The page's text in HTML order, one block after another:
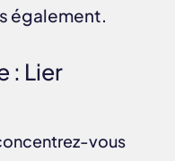
également.
: Lier
vous